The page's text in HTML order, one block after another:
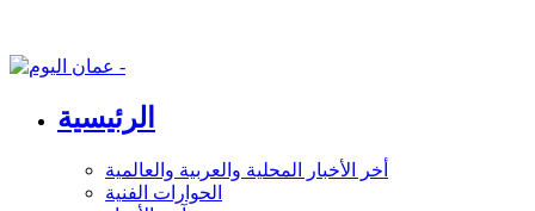
الرئيسية
أخر الأخبار المحلية والعربية والعالمية
الحوارات الفنية